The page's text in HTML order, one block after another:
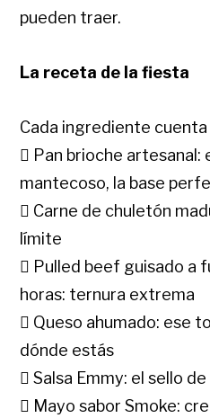
pueden traer.
La receta de la fiesta
Cada ingrediente cuenta
 Pan brioche artesanal:
mantecoso, la base
 Carne de chuletón
límite
 Pulled beef guisado a
horas: ternura extrema
 Queso ahumado: ese
dónde estás
 Salsa Emmy: el sello de
 Mayo sabor Smoke: